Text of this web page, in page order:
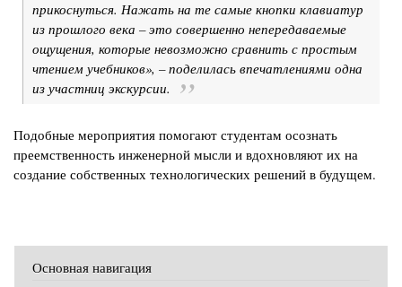
прикоснуться. Нажать на те самые кнопки клавиатур
из прошлого века – это совершенно непередаваемые
ощущения, которые невозможно сравнить с простым
чтением учебников», – поделилась впечатлениями одна
из участниц экскурсии.
Подобные мероприятия помогают студентам осознать
преемственность инженерной мысли и вдохновляют их на
создание собственных технологических решений в будущем.
Основная навигация